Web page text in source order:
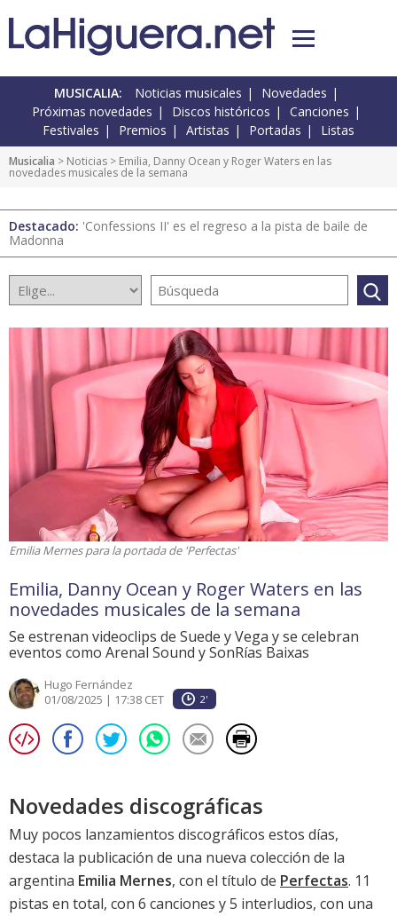
MUSICALIA: Noticias musicales
Novedades
Próximas novedades
Discos históricos
Canciones
Festivales
Premios Artistas Portadas Listas
Musicalia > Noticias > Emilia, Danny Ocean y Roger Waters en las
novedades musicales de la semana
Destacado: 'Confessions II' es el regreso a la pista de baile de
Madonna
Emilia Mernes para la portada de 'Perfectas'
Emilia, Danny Ocean y Roger Waters en las
novedades musicales de la semana
Se estrenan videoclips de Suede y Vega y se celebran
eventos como Arenal Sound y SonRías Baixas
Hugo Fernández
01/08/2025 | 17:38 CET
2'
Novedades discográficas
Muy pocos lanzamientos discográficos estos días,
destaca la publicación de una nueva colección de la
argentina Emilia Mernes, con el título de Perfectas. 11
pistas en total, con 6 canciones y 5 interludios, con una